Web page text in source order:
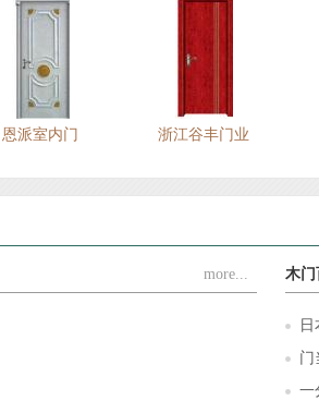
江
江
江
恩派室内门 浙江谷丰门业
more... 木门
门
一